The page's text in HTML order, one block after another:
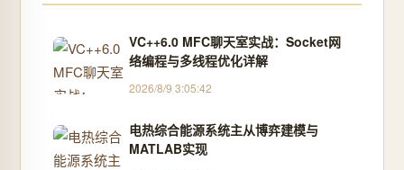
VC++6.0 MFC聊天室实战：Socket网
络编程与多线程优化详解
2026/8/9 3:05:42
电热综合能源系统主从博弈建模与
MATLAB实现